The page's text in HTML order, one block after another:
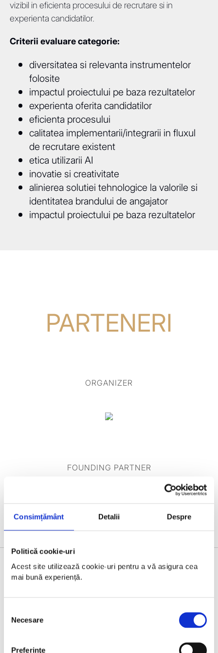
Consimțământ Detalii Despre
Politică cookie-uri
Acest site utilizează cookie-uri pentru a vă asigura cea
mai bună experiență.
consimțământului
Necesare
Preferinţe
vizibil in eficienta procesului de recrutare si in
experienta candidatilor.
Criterii evaluare categorie:
diversitatea si relevanta instrumentelor
folosite
impactul proiectului pe baza rezultatelor
experienta oferita candidatilor
eficienta procesului
calitatea implementarii/integrarii in fluxul
de recrutare existent
etica utilizarii AI
inovatie si creativitate
alinierea solutiei tehnologice la valorile si
identitatea brandului de angajator
impactul proiectului pe baza rezultatelor
PARTENERI
ORGANIZER
FOUNDING PARTNER
GOLD PARTNERS